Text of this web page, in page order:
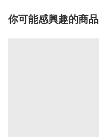
你可能感興趣的商品